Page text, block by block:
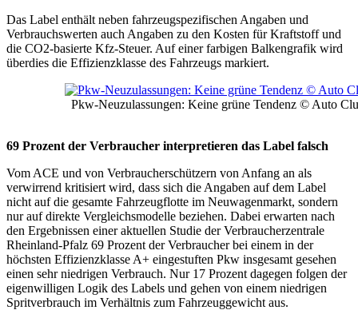
Das Label enthält neben fahrzeugspezifischen Angaben und
Verbrauchswerten auch Angaben zu den Kosten für Kraftstoff und
die CO2-basierte Kfz-Steuer. Auf einer farbigen Balkengrafik wird
überdies die Effizienzklasse des Fahrzeugs markiert.
Pkw-Neuzulassungen: Keine grüne Tendenz © Auto
69 Prozent der Verbraucher interpretieren das Label falsch
Vom ACE und von Verbraucherschützern von Anfang an als
verwirrend kritisiert wird, dass sich die Angaben auf dem Label
nicht auf die gesamte Fahrzeugflotte im Neuwagenmarkt, sondern
nur auf direkte Vergleichsmodelle beziehen. Dabei erwarten nach
den Ergebnissen einer aktuellen Studie der Verbraucherzentrale
Rheinland-Pfalz 69 Prozent der Verbraucher bei einem in der
höchsten Effizienzklasse A+ eingestuften Pkw insgesamt gesehen
einen sehr niedrigen Verbrauch. Nur 17 Prozent dagegen folgen der
eigenwilligen Logik des Labels und gehen von einem niedrigen
Spritverbrauch im Verhältnis zum Fahrzeuggewicht aus.